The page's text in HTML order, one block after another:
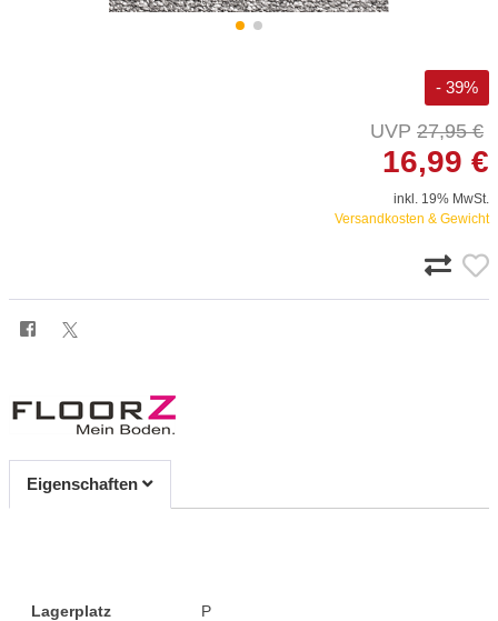
- 39%
27,95 €
16,99 €
inkl. 19% MwSt.
Versandkosten & Gewicht
Eigenschaften
Lagerplatz P